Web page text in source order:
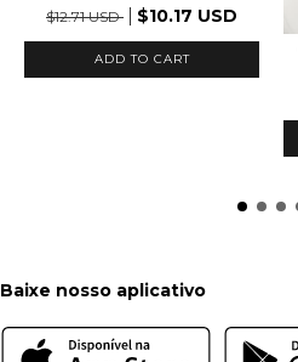
$12.71 USD
$10.17 USD
ADD TO CART
Baixe nosso aplicativo